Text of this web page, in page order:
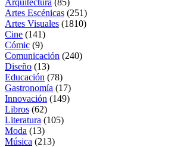
Arquitectura (85)
Artes Escénicas (251)
Artes Visuales (1810)
Cine (141)
Cómic (9)
Comunicación (240)
Diseño (13)
Educación (78)
Gastronomía (17)
Innovación (149)
Libros (62)
Literatura (105)
Moda (13)
Música (213)